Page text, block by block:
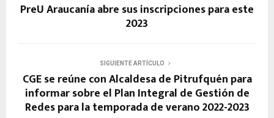
PreU Araucanía abre sus inscripciones para este
2023
SIGUIENTE ARTÍCULO
CGE se reúne con Alcaldesa de Pitrufquén para
informar sobre el Plan Integral de Gestión de
Redes para la temporada de verano 2022-2023